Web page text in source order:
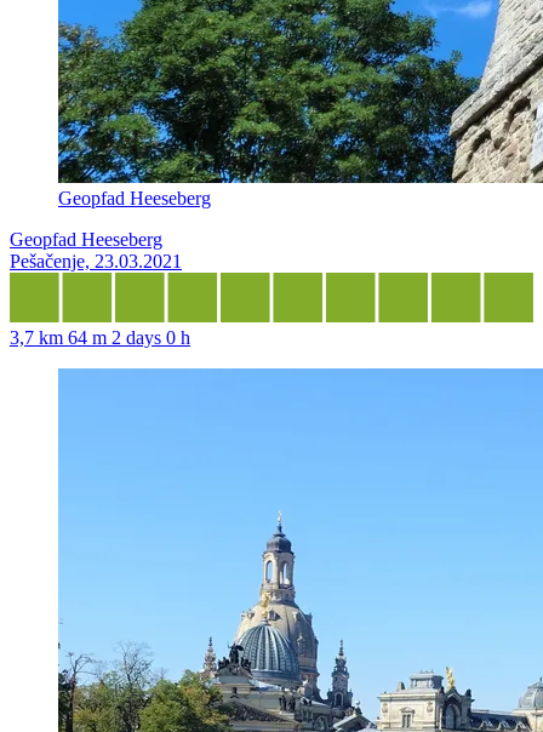
Geopfad Heeseberg
Geopfad Heeseberg
Pešačenje, 23.03.2021
3,7 km 64 m 2 days 0 h